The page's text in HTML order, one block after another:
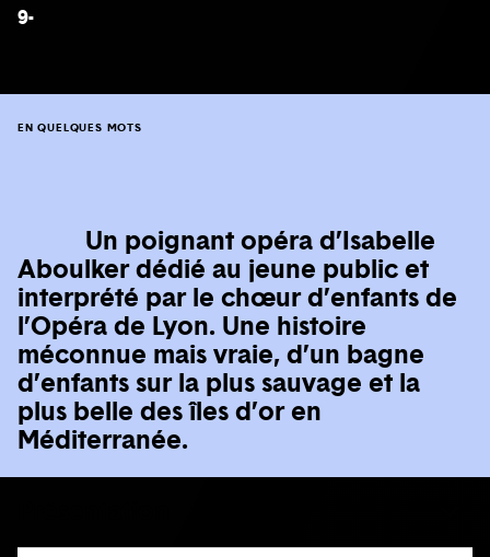
9-
EN QUELQUES MOTS
Un poignant opéra d’Isabelle
Aboulker dédié au jeune public et
interprété par le chœur d’enfants de
l’Opéra de Lyon. Une histoire
méconnue mais vraie, d’un bagne
d’enfants sur la plus sauvage et la
plus belle des îles d’or en
Méditerranée.